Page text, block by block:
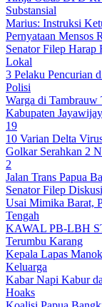
Substansial
Marius: Instruksi
Pernyataan Mensos
Senator Filep Harap
Lokal
3 Pelaku Pencurian
Polisi
Warga di Tambrauw
Kabupaten
19
10 Varian Delta
Golkar Serahkan 2
2
Jalan Trans Papua
Senator Filep
Usai Mimika Barat,
Tengah
KAWAL PB-LBH
Terumbu Karang
Kepala Lapas
Keluarga
Kabar Napi Kabur
Hoaks